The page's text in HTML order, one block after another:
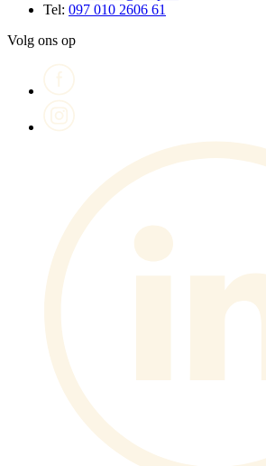
Tel: 097 010 2606 61
Volg ons op